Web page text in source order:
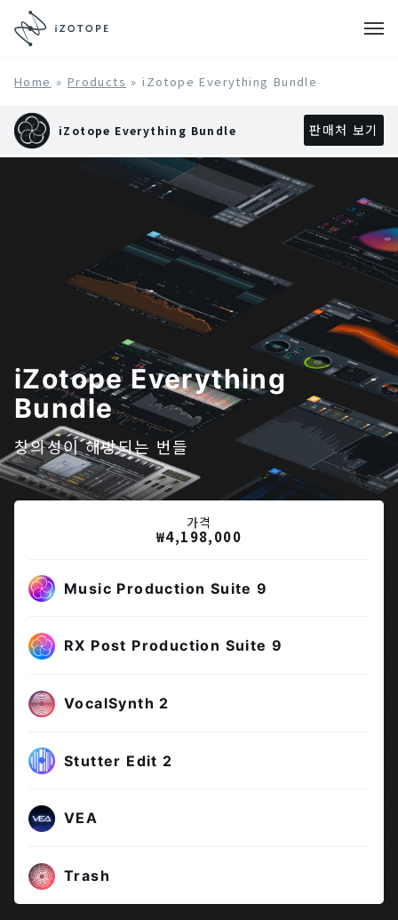
Home » Products »iZotope Everything Bundle
iZotope Everything Bundle 판매처 보기
iZotope Everything
Bundle
창의성이 해방되는 번들
가격
₩4,198,000
Music Production Suite 9
RX Post Production Suite 9
VocalSynth 2
Stutter Edit 2
VEA
Trash